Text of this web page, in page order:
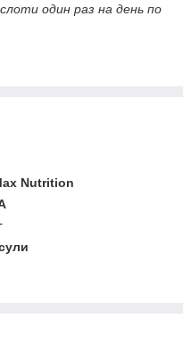
один раз на день по
Nutrition